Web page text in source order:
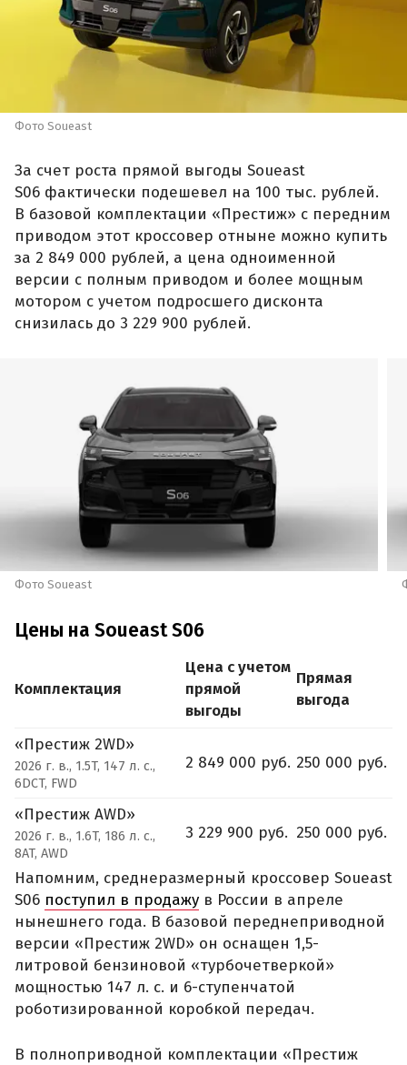
Фото Soueast
За счет роста прямой выгоды Soueast
S06 фактически подешевел на 100 тыс. рублей.
В базовой комплектации «Престиж» с передним
приводом этот кроссовер отныне можно купить
за 2 849 000 рублей, а цена одноименной
версии с полным приводом и более мощным
мотором с учетом подросшего дисконта
снизилась до 3 229 900 рублей.
Фото Soueast
Цены на Soueast S06
Комплектация
Цена с учетом
прямой
выгоды
Прямая
выгода
«Престиж 2WD»
2026 г. в., 1.5T, 147 л. с.,
6DCT, FWD
2 849 000 руб. 250 000 руб.
«Престиж AWD»
2026 г. в., 1.6T, 186 л. с.,
8AT, AWD
3 229 900 руб. 250 000 руб.
Напомним, среднеразмерный кроссовер Soueast
S06 поступил в продажу в России в апреле
нынешнего года. В базовой переднеприводной
версии «Престиж 2WD» он оснащен 1,5-
литровой бензиновой «турбочетверкой»
мощностью 147 л. с. и 6-ступенчатой
роботизированной коробкой передач.
В полноприводной комплектации «Престиж